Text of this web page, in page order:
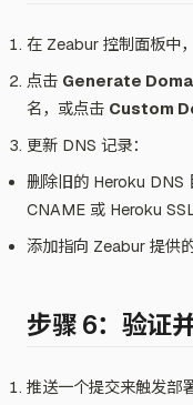
在 Zeabur 控制面板中
点击 Generate
名，或点击 Custom
更新 DNS 记录：
删除旧的 Heroku DNS
CNAME 或 Heroku SSL
添加指向 Zeabur 提供
步骤 6：验证
推送一个提交来触发部